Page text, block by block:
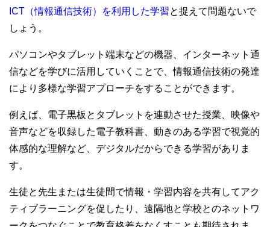
ICT（情報通信技術）を利用した学習と捉えて問題ないで
しょう。
パソコンやタブレット端末などの機器、インターネット通
信などを学びに活用していくことで、情報通信技術の発達
により多様な学習アプローチをすることができます。
例えば、電子黒板とタブレットを連動させた授業、映像や
音声などを収録した電子教科書、動きのある学習で視覚的
体感的な理解など、デジタルだからできる学習がありま
す。
生徒と先生または生徒間で情報・学習内容を共有してアク
ティブラーニングを促したり、遠隔地と学校とのネットワ